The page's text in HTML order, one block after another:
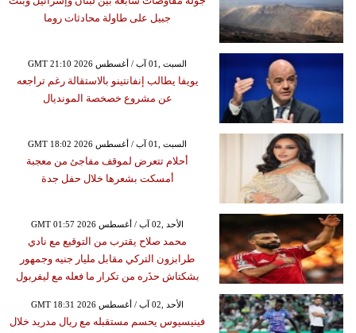
جبيل على طاولة محادثات روما
GMT 21:10 2026 السبت ,01 آب / أغسطس
يويفا يطالب إنفانتينو بالاستقالة رغم تراجعه
عن مشروع خصخصة المونديال
GMT 18:02 2026 السبت ,01 آب / أغسطس
أحلام تتعرض لموقف مفاجئ من معجبة
أمسكت بشعرها خلال حفل جدة
GMT 01:57 2026 الأحد ,02 آب / أغسطس
محمد صلاح يقترب من التوقيع مع نادي
طرابزون التركي مقابل مليار جنيه وجمهور
بشكتاش حذَره من تكرار ما فعله مع ليفربول
GMT 18:31 2026 الأحد ,02 آب / أغسطس
فينيسيوس يحسم مستقبله مع ريال مدريد خلال